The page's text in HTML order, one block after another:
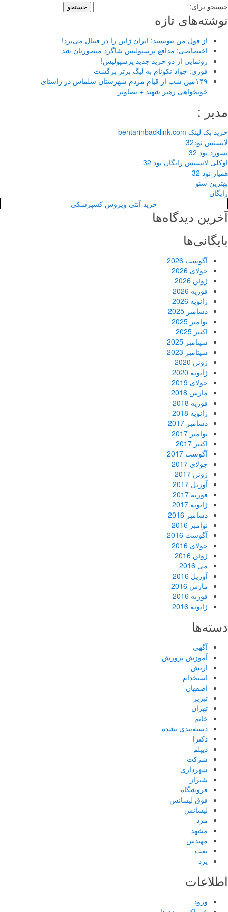
جستجو برای:
نوشته‌های تازه
از قول من بنویسید: ایران ژاپن را در فینال می‌برد!
اختصاصی: مدافع پرسپولیس شاگرد منصوریان شد
رونمایی از دو خرید جدید پرسپولیس!
فوری: جواد نکونام به لیگ برتر برگشت
۱۴۹مین شب از قیام مردم شهرستان سلماس در راستای
خونخواهی رهبر شهید + تصاویر
مدیر :
خرید بک لینک behtarinbacklink.com
لایسنس نود32
پسورد نود 32
اوکلی لایسنس رایگان نود 32
همیار نود 32
بهترین سئو
رایگان
خرید آنتی ویروس کسپرسکی
آخرین دیدگاه‌ها
بایگانی‌ها
آگوست 2026
جولای 2026
ژوئن 2026
فوریه 2026
ژانویه 2026
دسامبر 2025
نوامبر 2025
اکتبر 2025
سپتامبر 2025
سپتامبر 2023
ژوئن 2020
ژانویه 2020
جولای 2019
مارس 2018
فوریه 2018
ژانویه 2018
دسامبر 2017
نوامبر 2017
اکتبر 2017
آگوست 2017
جولای 2017
ژوئن 2017
آوریل 2017
فوریه 2017
ژانویه 2017
دسامبر 2016
نوامبر 2016
آگوست 2016
جولای 2016
ژوئن 2016
می 2016
آوریل 2016
مارس 2016
فوریه 2016
ژانویه 2016
دسته‌ها
آگهی
آموزش پرورش
ارتش
استخدام
اصفهان
تبریز
تهران
خانم
دسته‌بندی نشده
دکترا
دیپلم
شرکت
شهرداری
شیراز
فروشگاه
فوق لیسانس
لیسانس
مرد
مشهد
مهندس
نفت
یزد
اطلاعات
ورود